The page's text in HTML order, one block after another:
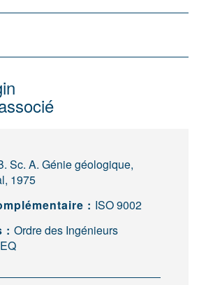
Sc. A. Génie géologique,
1975
: ISO 9002
: Ordre des Ingénieurs